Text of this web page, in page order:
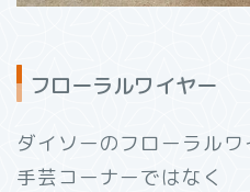
フローラルワイヤー
ダイソーのフローラルワ
手芸コーナーではなく